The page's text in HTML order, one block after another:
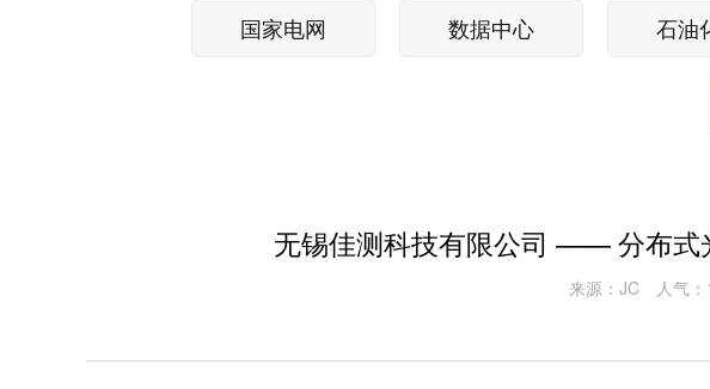
国家电网 数据中心 石油
无锡佳测科技有限公司 —— 分布式
来源：JC 人气